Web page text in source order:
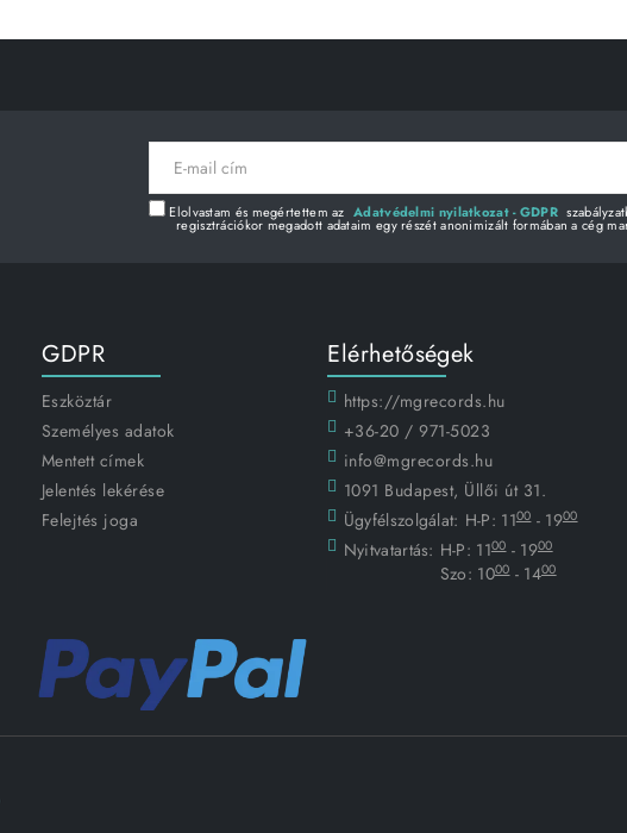
E-
mail
Elolvastam és megértettem az Adatvédelmi nyilatkozat - GDPR
regisztrációkor megadott adataim egy részét anonimizált formában a cég
GDPR
Eszköztár
Személyes adatok
Mentett címek
Jelentés lekérése
Felejtés joga
Elérhetőségek
https://mgrecords.hu
+36-20 / 971-5023
info@mgrecords.hu
1091 Budapest, Üllői út 31.
Ügyfélszolgálat: H-P: 1100- 1900
Nyitvatartás: H-P: 1100- 1900
Szo: 1000- 1400